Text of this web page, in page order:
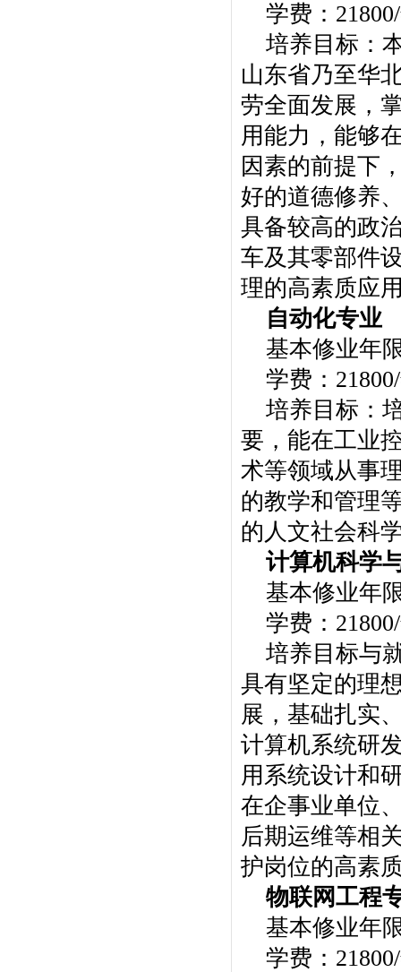
学费：
培养目标：
山东省乃至华
劳全面发展，
用能力，能够
因素的前提下
好的道德修养
具备较高的政
车及其零部件
理的高素质应
自动化专业
基本修业年
学费：
培养目标：
要，能在工业
术等领域从事
的教学和管理
的人文社会科
计算机科学
基本修业年
学费：
培养目标与
具有坚定的理
展，基础扎实
计算机系统研
用系统设计和
在企事业单位
后期运维等相
护岗位的高素
物联网工程
基本修业年
学费：